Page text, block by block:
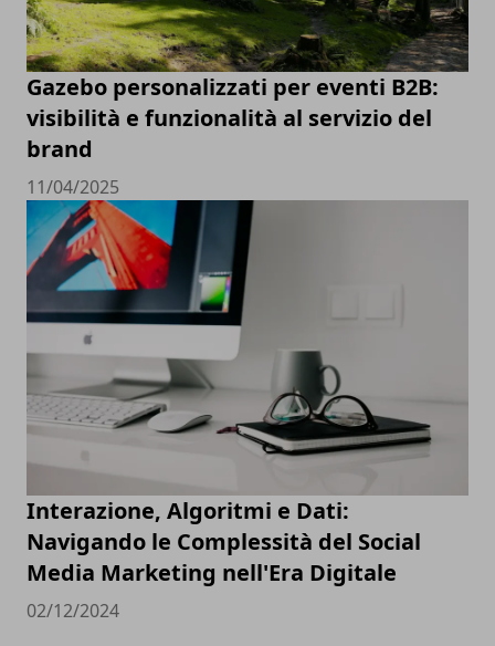
Gazebo personalizzati per eventi B2B:
visibilità e funzionalità al servizio del
brand
11/04/2025
Interazione, Algoritmi e Dati:
Navigando le Complessità del Social
Media Marketing nell'Era Digitale
02/12/2024